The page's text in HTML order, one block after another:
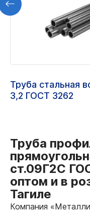
Труба стальная
3,2 ГОСТ 3262
Труба
ст.09Г2С
оптом и в
Тагиле
Компания